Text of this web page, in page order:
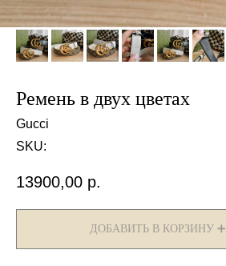
Ремень в двух цветах
Gucci
SKU:
13900,00 р.
ДОБАВИТЬ В КОРЗИНУ ➕